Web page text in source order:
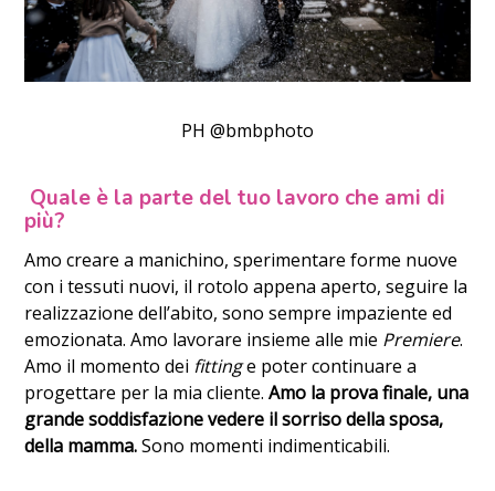
PH @bmbphoto
Quale è la parte del tuo lavoro che ami di
più?
Amo creare a manichino, sperimentare forme nuove
con i tessuti nuovi, il rotolo appena aperto, seguire la
realizzazione dell’abito, sono sempre impaziente ed
emozionata. Amo lavorare insieme alle mie Premiere.
Amo il momento dei fittinge poter continuare a
progettare per la mia cliente.Amo la prova finale, una
grande soddisfazione vedere il sorriso della sposa,
della mamma.Sono momenti indimenticabili.